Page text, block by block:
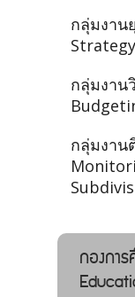
กลุ่มงาน
กลุ่มงาน
กลุ่มงาน
กองกา